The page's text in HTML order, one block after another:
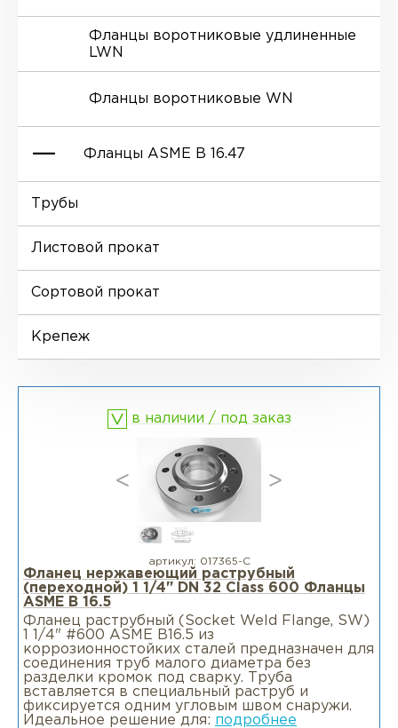
Отводы EN 10253-4
Отводы MSS SP-75
Переходы DIN 2616-1
Переходы DIN 2616-2
Ниппели
Фланцы воротниковые удлиненные
LWN
Фланцы воротниковые WN
Фланцы ASME B 16.47
Трубы
Листовой прокат
Сортовой прокат
Крепеж
в наличии / под заказ
артикул: 017365-С
Фланец нержавеющий раструбный
(переходной) 1 1/4" DN 32 Class 600 Фланцы
ASME B 16.5
Фланец раструбный (Socket Weld Flange, SW)
1 1/4" #600 ASME B16.5 из
коррозионностойких сталей предназначен для
соединения труб малого диаметра без
разделки кромок под сварку. Труба
вставляется в специальный раструб и
фиксируется одним угловым швом снаружи.
Идеальное решение для: подробнее